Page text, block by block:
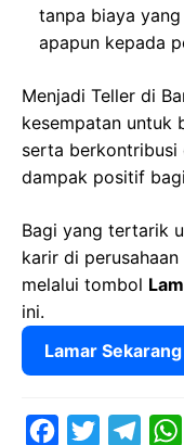
tanpa biaya
apapun kepada
Menjadi Teller di
kesempatan untuk
serta berkontribusi
dampak positif
Bagi yang tertarik
karir di
melalui tombol
ini.
Lamar Sekarang